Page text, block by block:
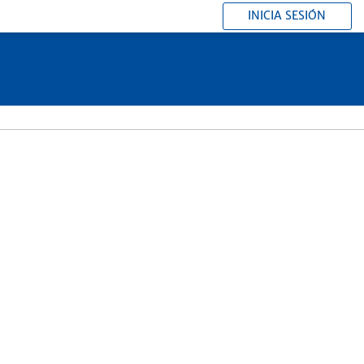
INICIA SESIÓN